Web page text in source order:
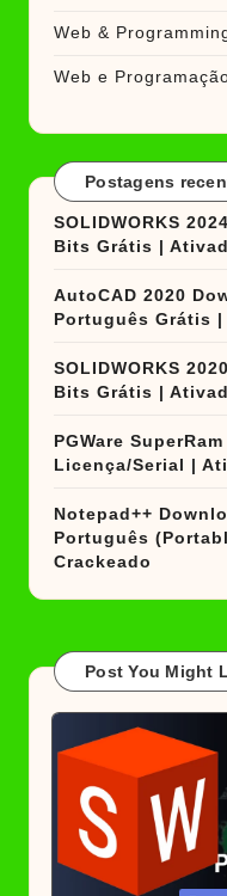
Web &
Web e
Postagens
SOLIDWORKS
Bits Grátis |
AutoCAD 2020
Português Grátis
SOLIDWORKS
Bits Grátis |
PGWare
Licença/Serial |
Notepad++
Português
Crackeado
Post You Might